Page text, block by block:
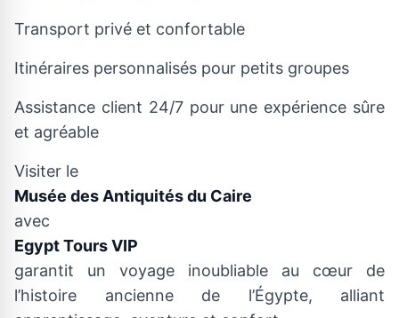
Transport privé et confortable
Itinéraires personnalisés pour petits groupes
Assistance client 24/7 pour une expérience sûre
et agréable
Visiter le
Musée des Antiquités du Caire
avec
Egypt Tours VIP
garantit un voyage inoubliable au cœur de
l’histoire ancienne de l’Égypte, alliant